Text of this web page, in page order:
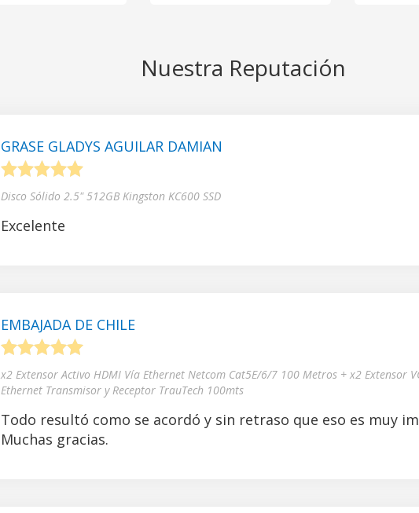
Nuestra Reputación
GRASE GLADYS AGUILAR DAMIAN
Disco Sólido 2.5" 512GB Kingston KC600 SSD
Excelente
EMBAJADA DE CHILE
x2 Extensor Activo HDMI Vía Ethernet Netcom Cat5E/6/7 100 Metros + x2 Extensor
Ethernet Transmisor y Receptor TrauTech 100mts
Todo resultó como se acordó y sin retraso que eso es muy
Muchas gracias.